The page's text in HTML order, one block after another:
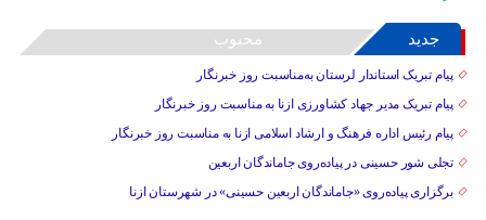
جدید محبوب
پیام تبریک استاندار لرستان به‌مناسبت روز خبرنگار
پیام تبریک مدیر جهاد کشاورزی ازنا به مناسبت روز خبرنگار
پیام رئیس اداره فرهنگ و ارشاد اسلامی ازنا به مناسبت روز خبرنگار
تجلی شور حسینی در پیاده‌روی جاماندگان اربعین
برگزاری پیاده‌روی «جاماندگان اربعین حسینی» در شهرستان ازنا